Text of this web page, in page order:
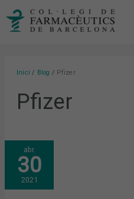
Inici Blog Pfizer
Pfizer
abr.
30
2021
L’ESTRATÈGIA
DE
VACUNACIÓ
CONTRA
LA
COVID-
19